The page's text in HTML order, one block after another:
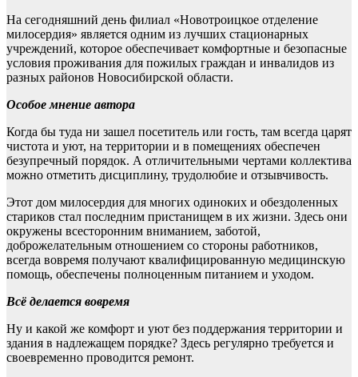
На сегодняшний день филиал «Новотроицкое отделение
милосердия» является одним из лучших стационарных
учреждений, которое обеспечивает комфортные и безопасные
условия проживания для пожилых граждан и инвалидов из
разных районов Новосибирской области.
Особое мнение автора
Когда бы туда ни зашел посетитель или гость, там всегда царят
чистота и уют, на территории и в помещениях обеспечен
безупречный порядок. А отличительными чертами коллектива
можно отметить дисциплину, трудолюбие и отзывчивость.
Этот дом милосердия для многих одиноких и обездоленных
стариков стал последним пристанищем в их жизни. Здесь они
окружены всесторонним вниманием, заботой,
доброжелательным отношением со стороны работников,
всегда вовремя получают квалифицированную медицинскую
помощь, обеспечены полноценным питанием и уходом.
Всё делается вовремя
Ну и какой же комфорт и уют без поддержания территории и
здания в надлежащем порядке? Здесь регулярно требуется и
своевременно проводится ремонт.